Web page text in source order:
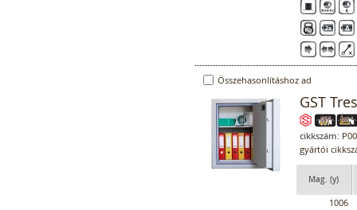
Összehasonlításhoz ad
GST
cikkszám:
gyártói
Mag. (y)
1006